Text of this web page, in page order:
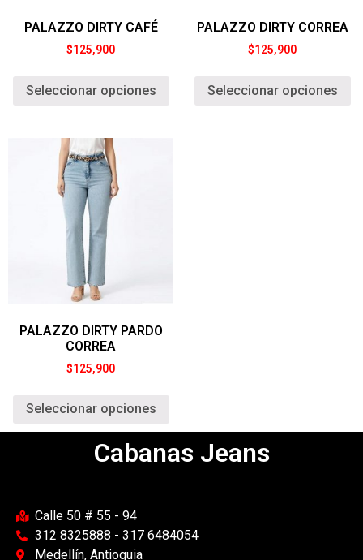
PALAZZO DIRTY CAFÉ
$125,900
Seleccionar opciones
PALAZZO DIRTY CORREA
$125,900
Seleccionar opciones
PALAZZO DIRTY PARDO
CORREA
$125,900
Seleccionar opciones
Cabanas Jeans
Calle 50 # 55 - 94
312 8325888 - 317 6484054
Medellín, Antioquia